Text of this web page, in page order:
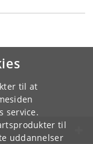
til at
service.
til
uddannelser